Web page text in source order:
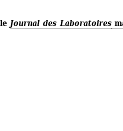
Journal des Laboratoires